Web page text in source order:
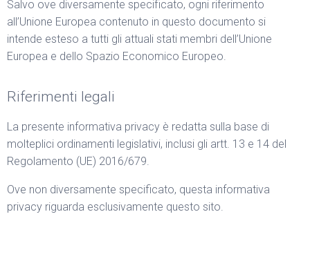
Salvo ove diversamente specificato, ogni riferimento
all’Unione Europea contenuto in questo documento si
intende esteso a tutti gli attuali stati membri dell’Unione
Europea e dello Spazio Economico Europeo.
Riferimenti legali
La presente informativa privacy è redatta sulla base di
molteplici ordinamenti legislativi, inclusi gli artt. 13 e 14 del
Regolamento (UE) 2016/679.
Ove non diversamente specificato, questa informativa
privacy riguarda esclusivamente questo sito.